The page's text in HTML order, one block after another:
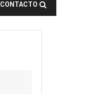
CONTACTO